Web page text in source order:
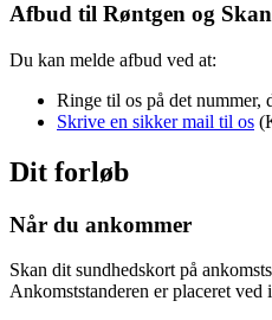
Afbud til Røntgen og
Du kan melde afbud ved at:
Ringe til os på det nummer,
Skrive en sikker mail til os
Dit forløb
Når du ankommer
Skan dit sundhedskort på
Ankomststanderen er placeret